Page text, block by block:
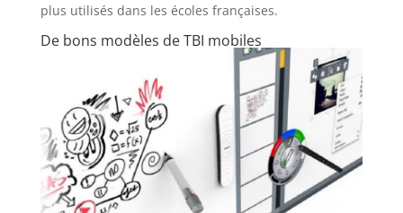
plus utilisés dans les écoles françaises.
De bons modèles de TBI mobiles